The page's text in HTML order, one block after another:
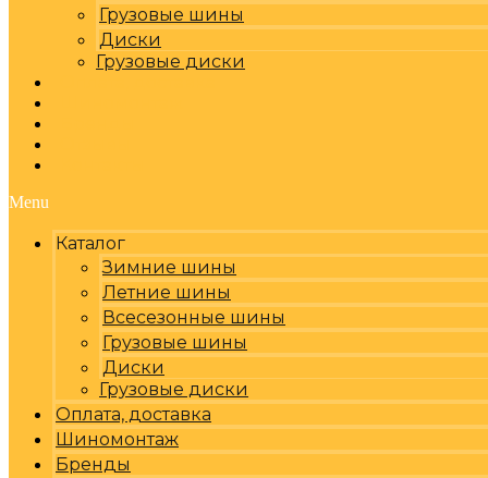
Грузовые шины
Диски
Грузовые диски
Menu
Каталог
Зимние шины
Летние шины
Всесезонные шины
Грузовые шины
Диски
Грузовые диски
Оплата, доставка
Шиномонтаж
Бренды